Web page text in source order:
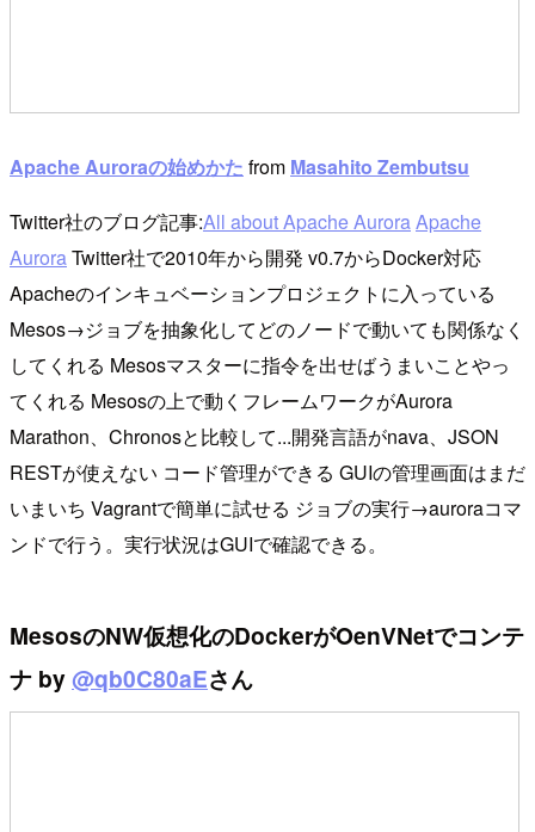
Apache Auroraの始めかた from Masahito Zembutsu
Twitter社のブログ記事:All about Apache AuroraApache
AuroraTwitter社で2010年から開発 v0.7からDocker対応
Apacheのインキュベーションプロジェクトに入っている
Mesos→ジョブを抽象化してどのノードで動いても関係なく
してくれる Mesosマスターに指令を出せばうまいことやっ
てくれる Mesosの上で動くフレームワークがAurora
Marathon、Chronosと比較して...開発言語がnava、JSON
RESTが使えない コード管理ができる GUIの管理画面はまだ
いまいち Vagrantで簡単に試せる ジョブの実行→auroraコマ
ンドで行う。実行状況はGUIで確認できる。
MesosのNW仮想化のDockerがOenVNetでコンテ
ナ by@qb0C80aEさん